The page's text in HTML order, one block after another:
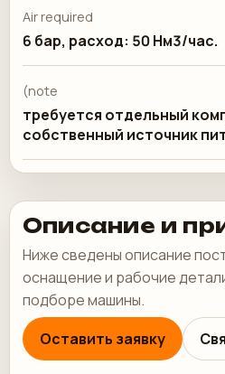
Air required
6 бар, расход: 50 Нм3/час.
(note
требуется отдельный
собственный источник
Описание и
Ниже сведены описание
оснащение и рабочие
подборе машины.
Оставить заявку